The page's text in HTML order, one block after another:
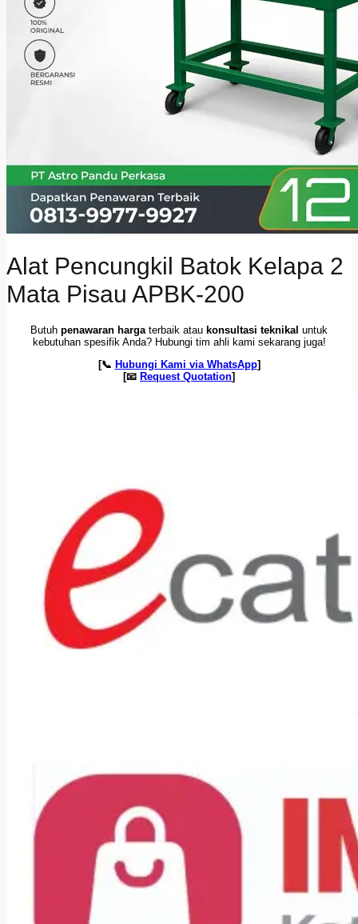
Alat Pencungkil Batok Kelapa 2
Mata Pisau APBK-200
Butuh penawaran hargaterbaik atau konsultasi teknikal untuk
kebutuhan spesifik Anda? Hubungi tim ahli kami sekarang juga!
[📞 Hubungi Kami via WhatsApp]
[📧 Request Quotation]